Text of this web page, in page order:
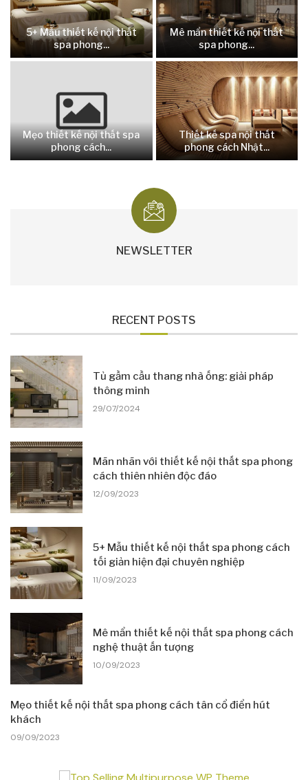
5+ Mẫu thiết kế nội thất
spa phong...
Mê mẩn thiết kế nội thất
spa phong...
Mẹo thiết kế nội thất spa
phong cách...
Thiết kế spa nội thất
phong cách Nhật...
NEWSLETTER
RECENT POSTS
Tủ gầm cầu thang nhà ống: giải pháp
thông minh
29/07/2024
Mãn nhãn với thiết kế nội thất spa phong
cách thiên nhiên độc đáo
12/09/2023
5+ Mẫu thiết kế nội thất spa phong cách
tối giản hiện đại chuyên nghiệp
11/09/2023
Mê mẩn thiết kế nội thất spa phong cách
nghệ thuật ấn tượng
10/09/2023
Mẹo thiết kế nội thất spa phong cách tân cổ điển hút
khách
09/09/2023